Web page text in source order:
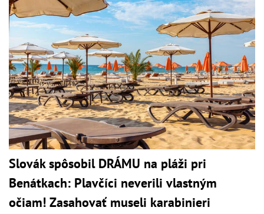
Slovák spôsobil DRÁMU na pláži pri
Benátkach: Plavčíci neverili vlastným
očiam! Zasahovať museli karabinieri